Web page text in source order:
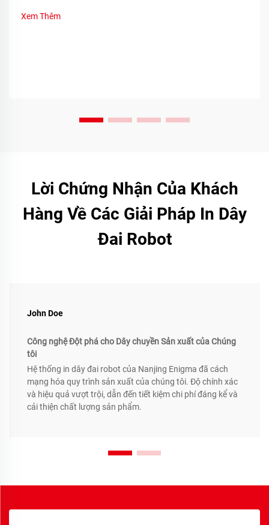
Xem Thêm
Lời Chứng Nhận Của Khách
Hàng Về Các Giải Pháp In Dây
Đai Robot
John Doe
Công nghệ Đột phá cho Dây chuyền Sản xuất của Chúng
tôi
Hệ thống in dây đai robot của Nanjing Enigma đã cách
mạng hóa quy trình sản xuất của chúng tôi. Độ chính xác
và hiệu quả vượt trội, dẫn đến tiết kiệm chi phí đáng kể và
cải thiện chất lượng sản phẩm.